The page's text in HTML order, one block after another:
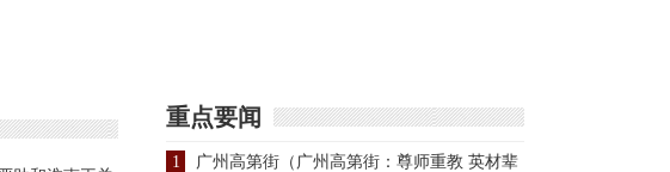
重点要闻
1 广州高第街（广州高第街：尊师重教 英材辈